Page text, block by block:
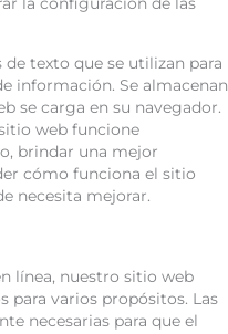
de texto que se utilizan para
información. Se almacenan
se carga en su navegador.
web funcione
brindar una mejor
cómo funciona el sitio
necesita mejorar.
línea, nuestro sitio web
para varios propósitos. Las
necesarias para que el